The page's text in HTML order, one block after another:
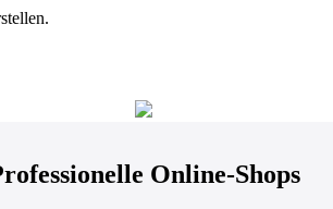
Online-Shops